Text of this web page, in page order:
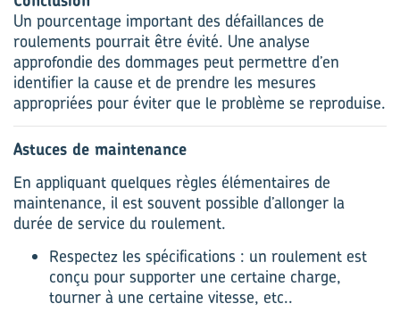
Un pourcentage important des défaillances de
roulements pourrait être évité. Une analyse
approfondie des dommages peut permettre d’en
identifier la cause et de prendre les mesures
appropriées pour éviter que le problème se reproduise.
Astuces de maintenance
En appliquant quelques règles élémentaires de
maintenance, il est souvent possible d’allonger la
durée de service du roulement.
Respectez les spécifications : un roulement est
conçu pour supporter une certaine charge,
tourner à une certaine vitesse, etc..